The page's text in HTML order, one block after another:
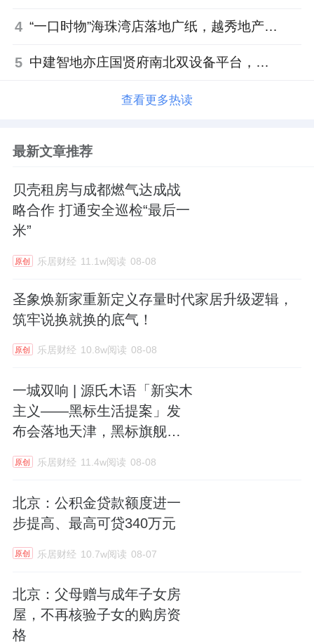
4 “一口时物”海珠湾店落地广纸，越秀地产以“新鲜现制”商业新场景打造社区高品质生活
5 中建智地亦庄国贤府南北双设备平台，得房率创区域新高
查看更多热读
最新文章推荐
贝壳租房与成都燃气达成战
略合作 打通安全巡检“最后一
米”
原创 乐居财经 11.1w阅读 08-08
圣象焕新家重新定义存量时代家居升级逻辑，
筑牢说换就换的底气！
原创 乐居财经 10.8w阅读 08-08
一城双响 | 源氏木语「新实木
主义——黑标生活提案」发
布会落地天津，黑标旗舰店
原创 乐居财经 11.4w阅读 08-08
北京：公积金贷款额度进一
步提高、最高可贷340万元
原创 乐居财经 10.7w阅读 08-07
北京：父母赠与成年子女房
屋，不再核验子女的购房资
格